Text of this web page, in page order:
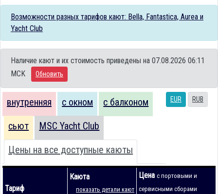
Возможности разных тарифов кают: Bella, Fantastica, Aurea и
Yacht Club
Наличие кают и их стоимость приведены на 07.08.2026 06:11
MCK
Обновить
EUR RUB
внутренняя с окном с балконом
сьют MSC Yacht Club
Цены на все доступные каюты
Тариф
Каюта
показать детали кают
Цена с портовыми и
сервисными сборами